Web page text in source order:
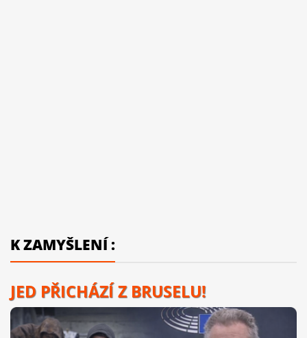
K ZAMYŠLENÍ :
JED PŘICHÁZÍ Z BRUSELU!